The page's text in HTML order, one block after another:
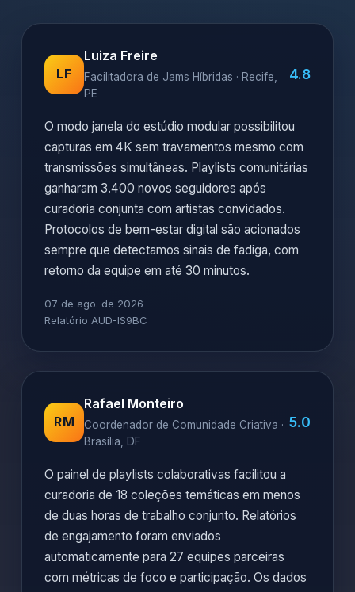
LF
Luiza Freire
Facilitadora de Jams Híbridas · Recife,
PE
4.8
O modo janela do estúdio modular possibilitou
capturas em 4K sem travamentos mesmo com
transmissões simultâneas. Playlists comunitárias
ganharam 3.400 novos seguidores após
curadoria conjunta com artistas convidados.
Protocolos de bem-estar digital são acionados
sempre que detectamos sinais de fadiga, com
retorno da equipe em até 30 minutos.
07 de ago. de 2026
Relatório AUD-IS9BC
RM
Rafael Monteiro
Coordenador de Comunidade Criativa ·
Brasília, DF
5.0
O painel de playlists colaborativas facilitou a
curadoria de 18 coleções temáticas em menos
de duas horas de trabalho conjunto. Relatórios
de engajamento foram enviados
automaticamente para 27 equipes parceiras
com métricas de foco e participação. Os dados